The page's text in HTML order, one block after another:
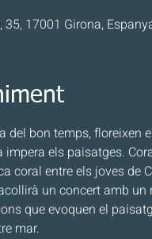
35, 17001 Girona,
del bon temps,
els paisatges.
coral entre els joves de
un concert amb
que evoquen el
mar.